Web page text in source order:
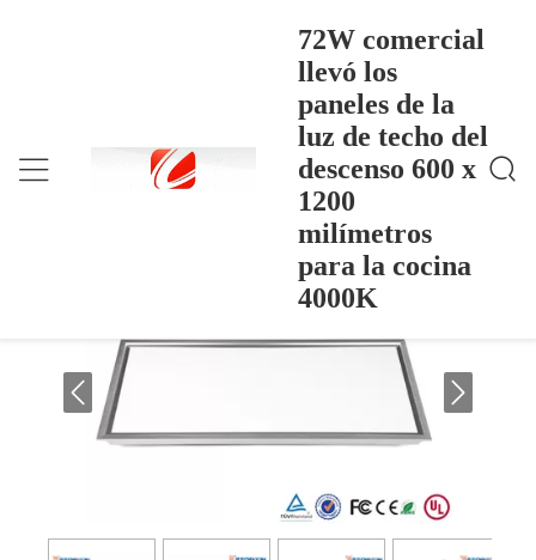
72W comercial
llevó los
paneles de la
luz de techo del
descenso 600 x
1200
milímetros
para la cocina
4000K
72W Comercial Llevó Los Paneles De La Luz De Tec
Ho Del Descenso 600 X 1200 Milímetros Para La Co
72W comercial llevó los paneles de la
luz de techo del descenso 600 x 1200
milímetros para la cocina 4000K